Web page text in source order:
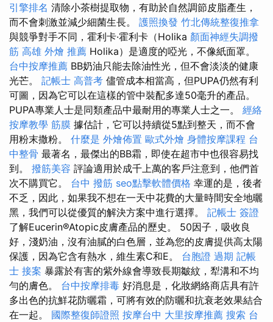
引擎排名 清除小茶樹提取物，有助於自然調節皮脂產生，
而不會刺激並減少細菌生長。 護照換發 竹北傳統整復推拿
與競爭對手不同，霍利卡·霍利卡（Holika 顏面神經失調撥
筋 高雄 外燴 推薦 Holika）是適度的啞光，不像紙面罩。
台中按摩推薦 BB奶油只能去除油性光，但不會淡淡的健康
光芒。 記帳士 高普考 儘管成本相當高，但PUPA仍然有利
可圖，因為它可以在這樣的管中裝配多達50毫升的產品。
PUPA專業人士是同類產品中最耐用的專業人士之一。 經絡
按摩教學 筋膜 據估計，它可以持續從5點到整天，而不會
用粉末撒粉。 什麼是 外燴佈置 歐式外燴 身體按摩課程 台
中整骨 最著名，最傑出的BB霜，即使在超市中也很容易找
到。 撥筋美容 評論適用於成千上萬的客戶注意到，他們首
次不購買它。 台中 撥筋 seo點擊軟體價格 幸運的是，後者
不乏，因此，如果我不想在一天中花費的大量時間安全地曬
黑，我們可以從優質的解決方案中進行選擇。 記帳士 簽證
了解Eucerin®Atopic皮膚產品的歷史。 50因子，吸收良
好，淺奶油，沒有油膩的白色層，並為您的皮膚提供高太陽
保護，因為它含有熱水，維生素C和E。 台胞證 過期 記帳
士 接案 暴露於有害的紫外線會導致長期皺紋，犁溝和不均
勻的膚色。 台中按摩排毒 好消息是，化妝網絡商店具有許
多出色的抗鮮花防曬霜，可將有效的防曬和抗衰老效果結合
在一起。 國際整復師證照 按摩台中 大里按摩推薦 搜索 台